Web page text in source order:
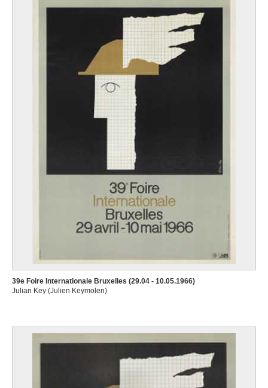
39e Foire Internationale Bruxelles (29.04 - 10.05.1966)
Julian Key (Julien Keymolen)